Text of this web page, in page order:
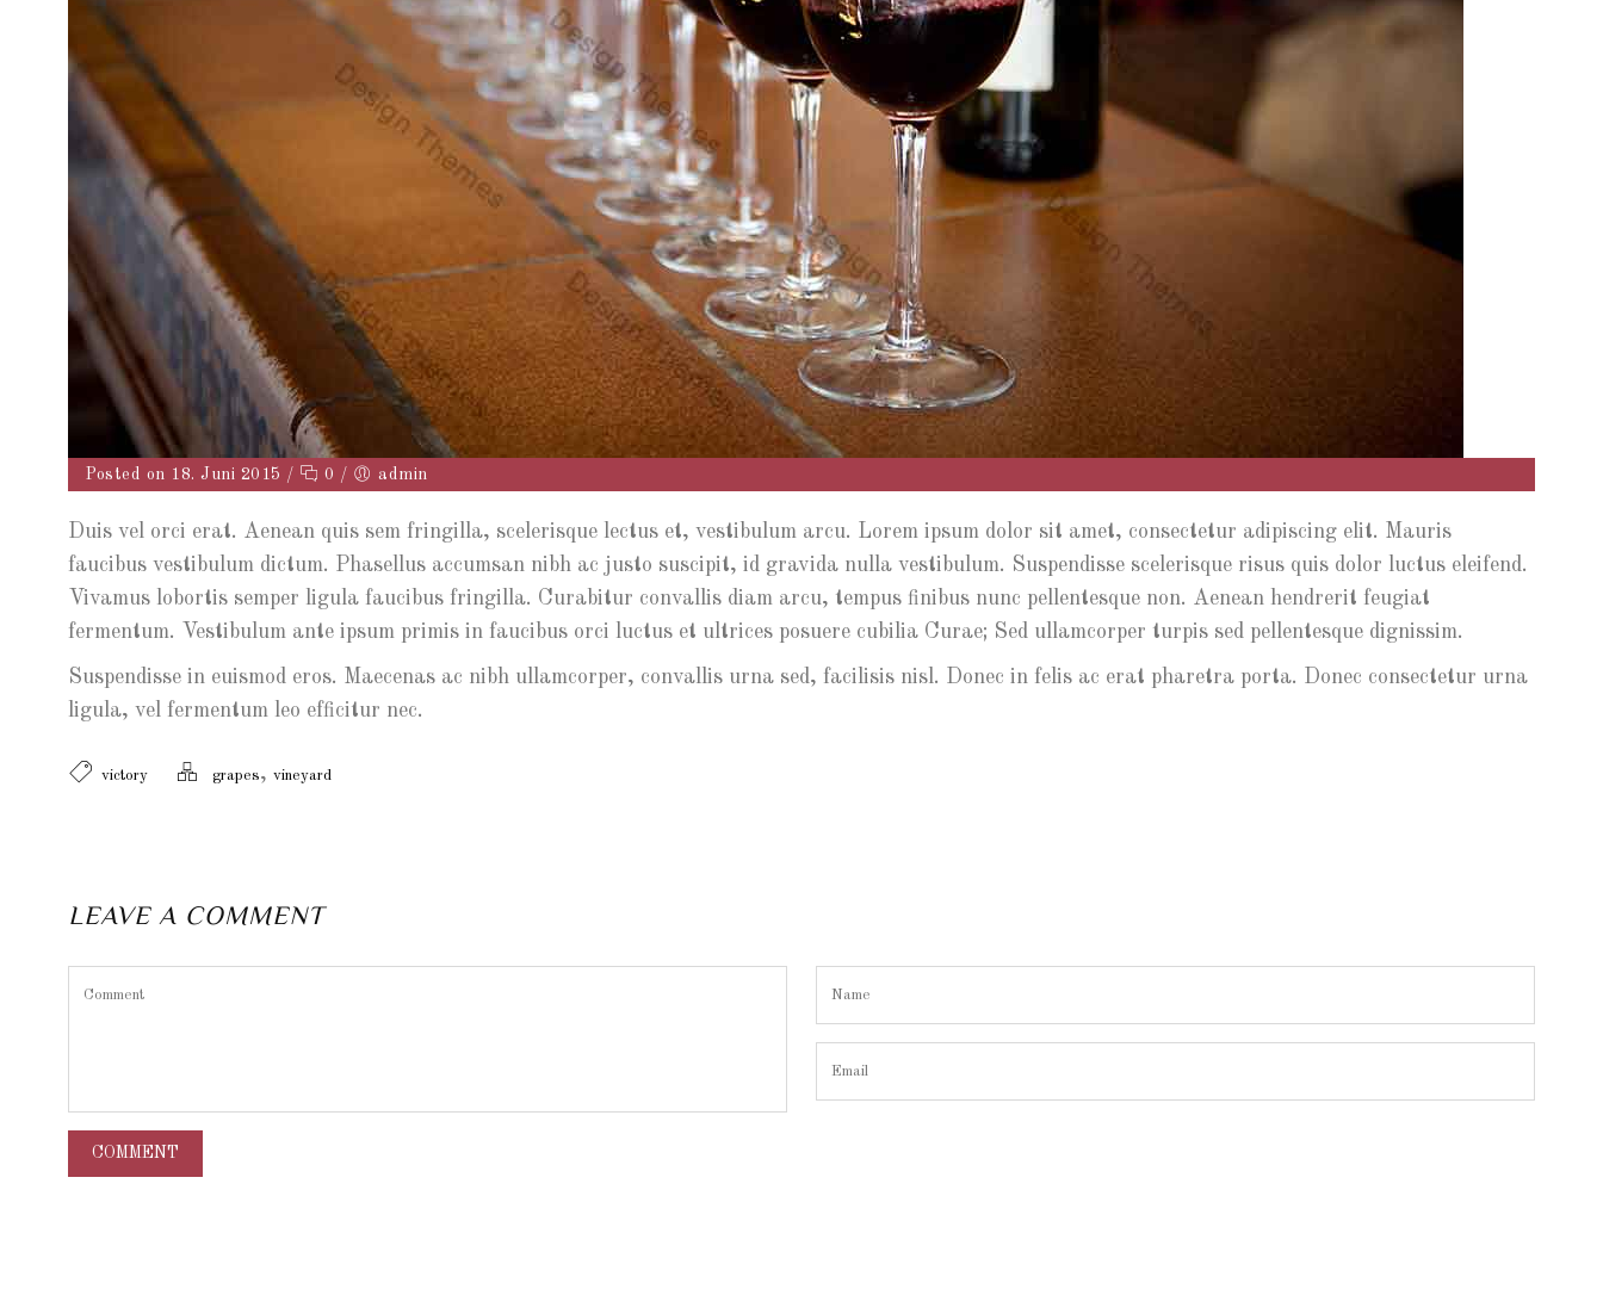
Posted on 18. Juni 2015 / 0 / admin
Duis vel orci erat. Aenean quis sem fringilla, scelerisque lectus et, vestibulum arcu. Lorem ipsum dolor sit amet, consectetur adipiscing elit. Mauris
faucibus vestibulum dictum. Phasellus accumsan nibh ac justo suscipit, id gravida nulla vestibulum. Suspendisse scelerisque risus quis dolor luctus eleifend.
Vivamus lobortis semper ligula faucibus fringilla. Curabitur convallis diam arcu, tempus finibus nunc pellentesque non. Aenean hendrerit feugiat
fermentum. Vestibulum ante ipsum primis in faucibus orci luctus et ultrices posuere cubilia Curae; Sed ullamcorper turpis sed pellentesque dignissim.
Suspendisse in euismod eros. Maecenas ac nibh ullamcorper, convallis urna sed, facilisis nisl. Donec in felis ac erat pharetra porta. Donec consectetur urna
ligula, vel fermentum leo efficitur nec.
victory grapes, vineyard
LEAVE A COMMENT